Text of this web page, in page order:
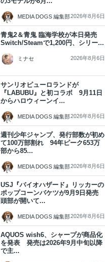
MEDIA DOGS 編集部2026年8月6日
青鬼2＆青鬼 臨海学校が本日発売
Switch/Steamで1,200円、シリー...
ミナセ 2026年8月6日
サンリオピューロランドが
『LABUBU』と初コラボ 9月11日
からハロウィーンイ...
MEDIA DOGS 編集部2026年8月6日
週刊少年ジャンプ、発行部数が初め
て100万部割れ 94年ピーク653万
部から85...
MEDIA DOGS 編集部2026年8月6日
USJ『バイオハザード』リッカーの
ポップコーンバケツが9月9日発売
頭部が開いて...
MEDIA DOGS 編集部2026年8月6日
AQUOS wish6、シャープが商品化
を発表 発売は2026年9月中旬以降
で主...